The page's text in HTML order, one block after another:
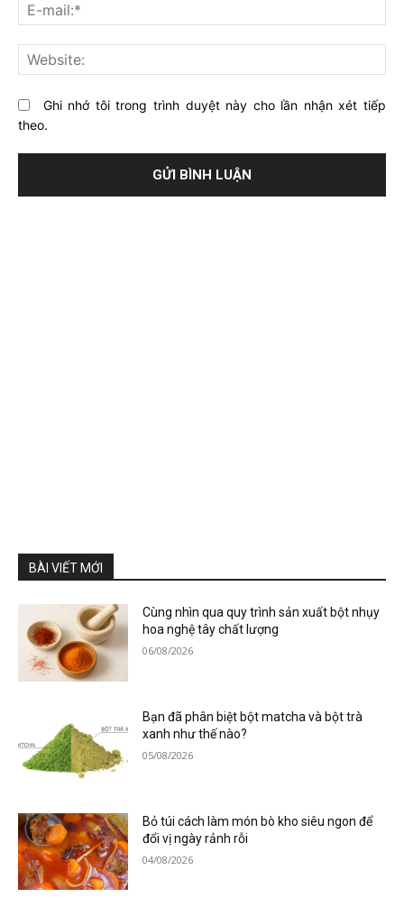
bài
viết
này?
Ghi nhớ tôi trong trình duyệt này cho lần nhận xét tiếp
theo.
BÀI VIẾT MỚI
Cùng nhìn qua quy trình sản xuất bột nhụy
hoa nghệ tây chất lượng
06/08/2026
Bạn đã phân biệt bột matcha và bột trà
xanh như thế nào?
05/08/2026
Bỏ túi cách làm món bò kho siêu ngon để
đổi vị ngày rảnh rỗi
04/08/2026